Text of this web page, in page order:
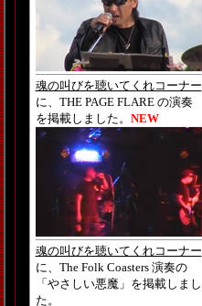
魂の叫びを聴いてくれコーナー
に、THE PAGE FLARE の演奏
を掲載しました。 NEW
魂の叫びを聴いてくれコーナー
に、The Folk Coasters 演奏の
「やさしい悪魔」を掲載しまし
た。